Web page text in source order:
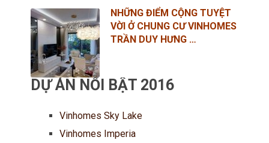
NHỮNG ĐIỂM CỘNG TUYỆT
VỜI Ở CHUNG CƯ VINHOMES
TRẦN DUY HƯNG …
DỰ ÁN NỔI BẬT 2016
Vinhomes Sky Lake
Vinhomes Imperia